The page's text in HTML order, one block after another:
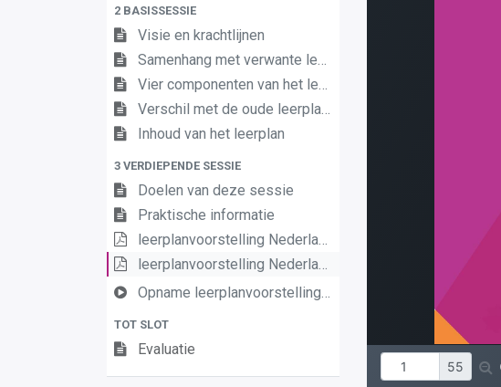
2 BASISSESSIE
Visie en krachtlijnen
Samenhang met verwante leerplannen
Vier componenten van het leerplan
Verschil met de oude leerplannen
Inhoud van het leerplan
3 VERDIEPENDE SESSIE
Doelen van deze sessie
Praktische informatie
leerplanvoorstelling Nederlands III D/A basis
leerplanvoorstelling Nederlands III DA definitief
Opname leerplanvoorstelling Nederlands D A basis
TOT SLOT
Evaluatie